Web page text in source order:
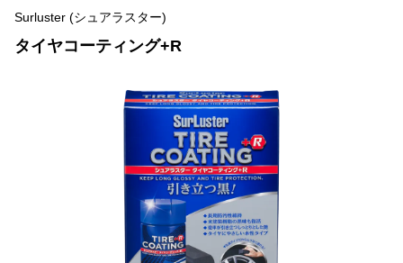
Surluster (シュアラスター)
タイヤコーティング+R